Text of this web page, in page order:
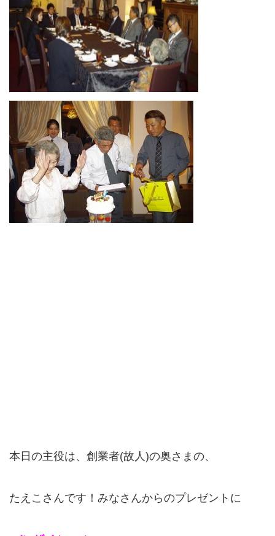
本日の主役は、創業者(故人)の奥さまの、
たえこさんです！みなさんからのプレゼントに